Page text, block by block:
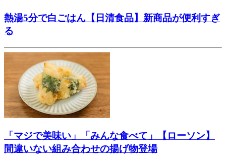
熱湯5分で白ごはん【日清食品】新商品が便利すぎ
る
「マジで美味い」「みんな食べて」【ローソン】
間違いない組み合わせの揚げ物登場